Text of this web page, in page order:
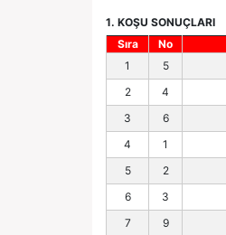
1. KOŞU SONUÇLARI
Sıra
No
1
5
2
4
3
6
4
1
5
2
6
3
7
9